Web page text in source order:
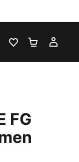
LIVE-CHATFAVORITEN 0
FG